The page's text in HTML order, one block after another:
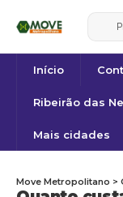
Início
Ribeirão das
Mais cidades
Move Metropolitano >